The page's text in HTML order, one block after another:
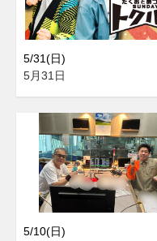
5/31(日)
5月31日
5/10(日)